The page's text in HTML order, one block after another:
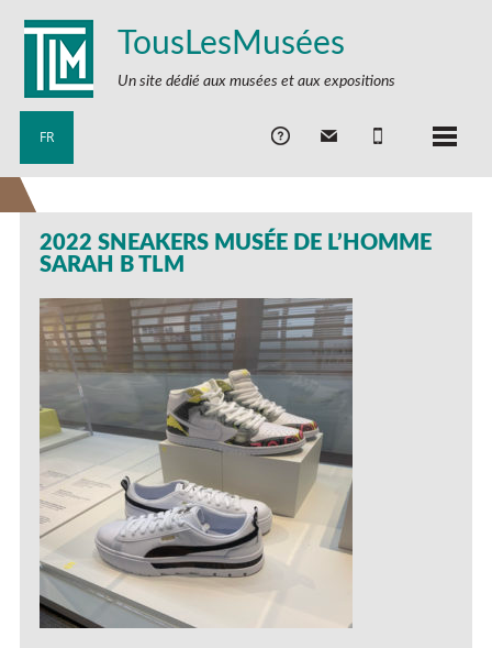
TousLesMusées
Un site dédié aux musées et aux expositions
FR
2022 SNEAKERS MUSÉE DE L’HOMME
SARAH B TLM